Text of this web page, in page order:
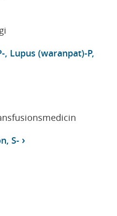
, Lupus (waranpat)-P,
S-